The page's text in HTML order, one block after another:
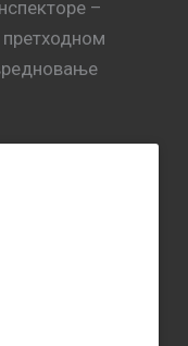
–
претходном